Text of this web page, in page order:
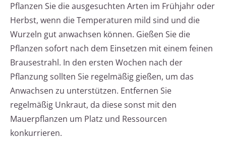
Pflanzen Sie die ausgesuchten Arten im Frühjahr oder
Herbst, wenn die Temperaturen mild sind und die
Wurzeln gut anwachsen können. Gießen Sie die
Pflanzen sofort nach dem Einsetzen mit einem feinen
Brausestrahl. In den ersten Wochen nach der
Pflanzung sollten Sie regelmäßig gießen, um das
Anwachsen zu unterstützen. Entfernen Sie
regelmäßig Unkraut, da diese sonst mit den
Mauerpflanzen um Platz und Ressourcen
konkurrieren.